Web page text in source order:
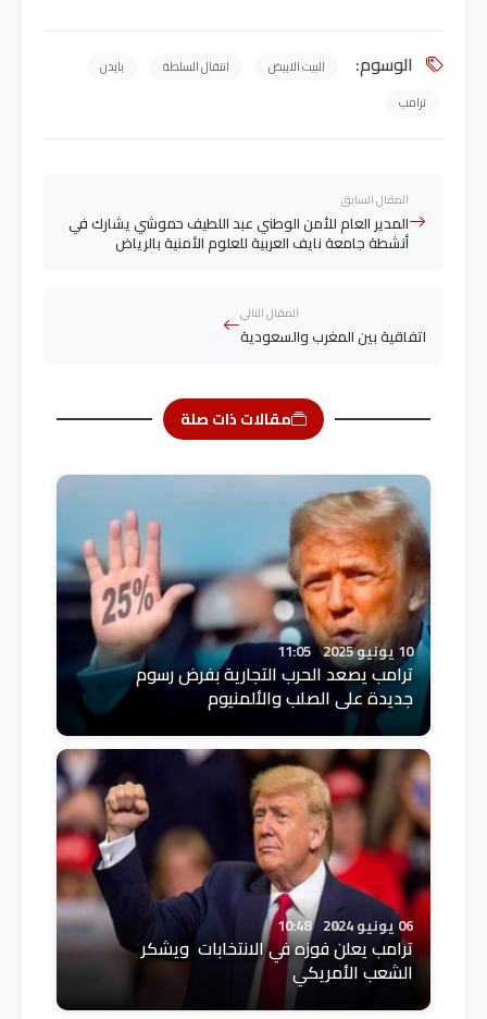
الوسوم: البيت الابيض انتقال السلطة
بايدن
ترامب
المقال السابق
المدير العام للأمن الوطني عبد اللطيف حموشي يشارك في
أنشطة جامعة نايف العربية للعلوم الأمنية بالرياض
المقال التالي
اتفاقية بين المغرب والسعودية
مقالات ذات صلة
10 يونيو 2025 11:05
ترامب يصعد الحرب التجارية بفرض رسوم
جديدة على الصلب والألمنيوم
06 يونيو 2024 10:48
ترامب يعلن فوزه في الانتخابات ويشكر
الشعب الأمريكي